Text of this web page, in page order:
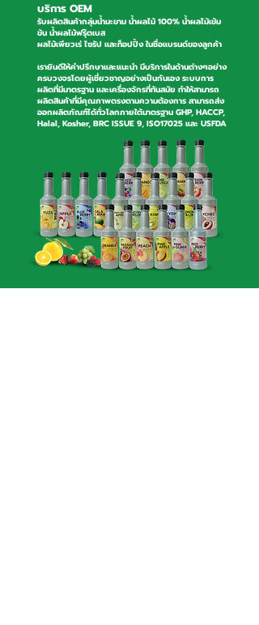
บริการ OEM
รับผลิตสินค้ากลุ่มน้ำมะขาม น้ำผลไม้ 100% น้ำผลไม้เข้ม
ข้น น้ำผลไม้ฟรุ๊ตเบส
ผลไม้เพียวเร่ ไซรัป และท็อปปิ้ง ในชื่อแบรนด์ของลูกค้า
เรายินดีให้คำปรึกษาและแนะนำ มีบริการในด้านต่างๆอย่าง
ครบวงจรโดยผู้เชี่ยวชาญอย่างเป็นกันเอง ระบบการ
ผลิตที่มีมาตรฐาน และเครื่องจักรที่ทันสมัย ทำให้สามารถ
ผลิตสินค้าที่มีคุณภาพตรงตามความต้องการ สามารถส่ง
ออกผลิตภัณฑ์ได้ทั่วโลกภายใต้มาตรฐาน GHP, HACCP,
Halal, Kosher, BRC ISSUE 9, ISO17025 และ USFDA